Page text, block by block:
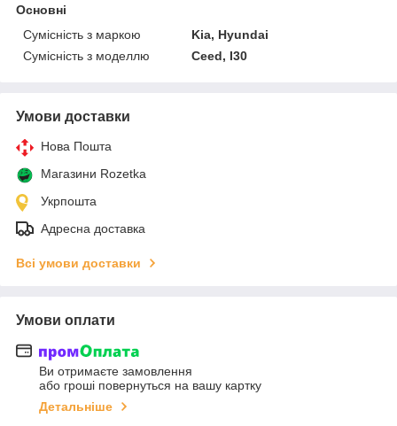
Основні
Сумісність з маркою
Kia, Hyundai
Сумісність з моделлю
Ceed, I30
Умови доставки
Нова Пошта
Магазини Rozetka
Укрпошта
Адресна доставка
Всі умови доставки
Умови оплати
Ви отримаєте замовлення
або гроші повернуться на вашу картку
Детальніше